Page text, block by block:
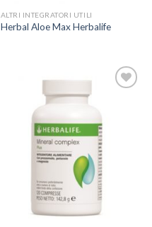
ALTRI INTEGRATORI UTILI
Herbal Aloe Max Herbalife
ADD TO